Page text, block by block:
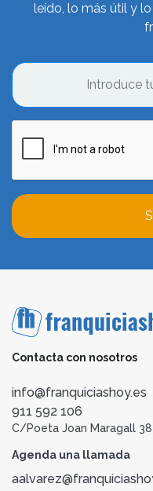
leído, lo más útil y
Contacta con nosotros
info@franquiciashoy.es
911 592 106
C/Poeta Joan Maragall
Agenda una llamada